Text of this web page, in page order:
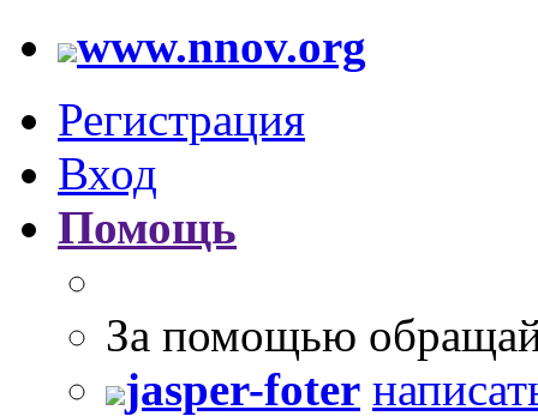
www.nnov.org
Регистрация
Вход
Помощь
За помощью
jasper-foter